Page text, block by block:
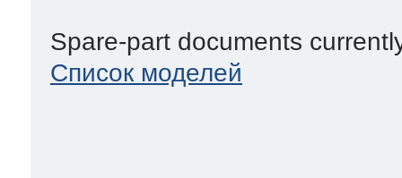
Spare-part documents
Список моделей